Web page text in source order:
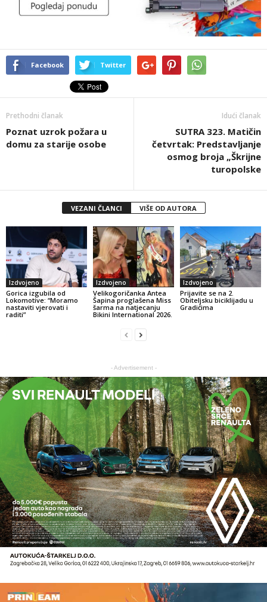
Facebook Twitter
Prethodni članak
Poznat uzrok požara u
domu za starije osobe
Idući članak
SUTRA 323. Matičin
četvrtak: Predstavljanje
osmog broja „Škrijne
turopolske
VEZANI ČLANCI VIŠE OD AUTORA
Izdvojeno
Gorica izgubila od
Lokomotive: “Moramo
nastaviti vjerovati i
raditi”
Izdvojeno
Velikogoričanka Antea
Šapina proglašena Miss
šarma na natjecanju
Bikini International 2026.
Izdvojeno
Prijavite se na 2.
Obiteljsku biciklijadu u
Gradićima
- Advertisement -